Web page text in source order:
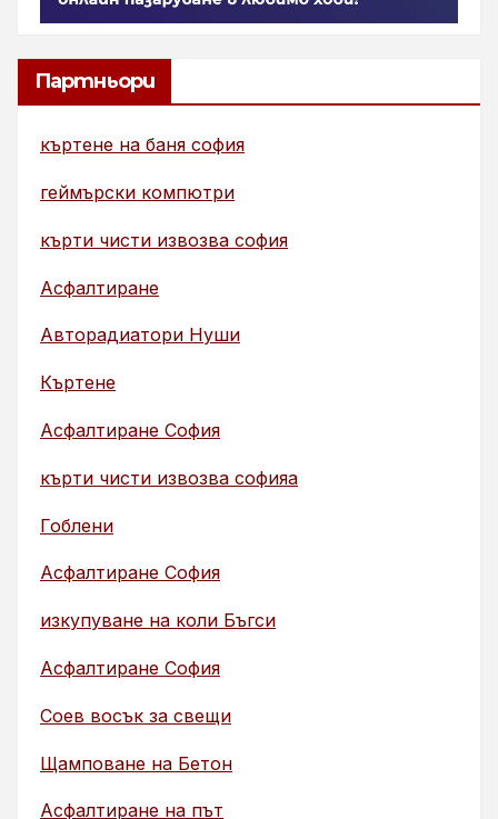
Партньори
къртене на баня софия
геймърски компютри
кърти чисти извозва софия
Асфалтиране
Авторадиатори Нуши
Къртене
Асфалтиране София
кърти чисти извозва софияа
Гоблени
Асфалтиране София
изкупуване на коли Бъгси
Асфалтиране София
Соев восък за свещи
Щамповане на Бетон
Асфалтиране на път